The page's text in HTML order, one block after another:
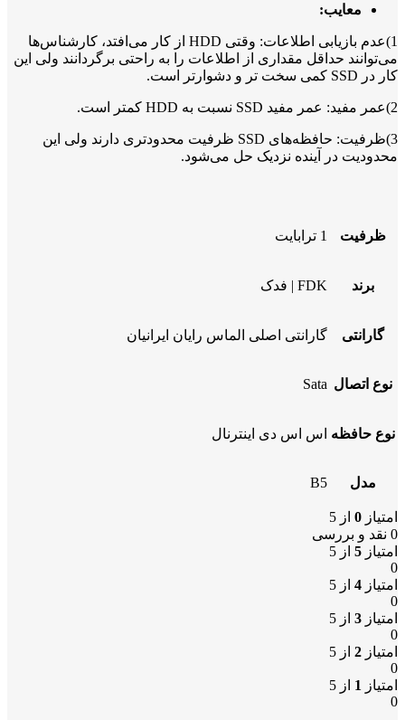
معایب:
1)عدم بازیابی اطلاعات: وقتی HDD از کار می‌افتد، کارشناس‌ها
می‌توانند حداقل مقداری از اطلاعات را به راحتی برگردانند ولی این
کار در SSD کمی سخت تر و دشوارتر است.
2)عمر مفید: عمر مفید SSD‌ نسبت به HDD کمتر است.
3)ظرفیت: حافظه‌های SSD ظرفیت محدودتری دارند ولی این
محدودیت در آینده نزدیک حل می‌شود.
ظرفیت 1 ترابایت
برند FDK | فدک
گارانتی گارانتی اصلی الماس رایان ایرانیان
نوع اتصال Sata
نوع حافظه اس اس دی اینترنال
مدل B5
امتیاز 0 از 5
0 نقد و بررسی
امتیاز 5 از 5
0
امتیاز 4 از 5
0
امتیاز 3 از 5
0
امتیاز 2 از 5
0
امتیاز 1 از 5
0